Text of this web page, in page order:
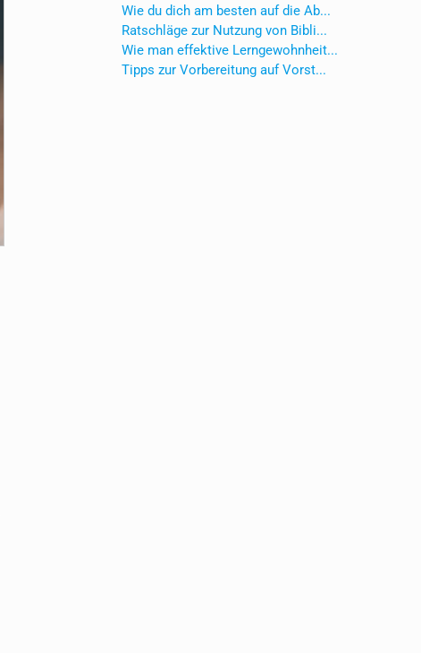
Wie du dich am besten auf die Ab...
Ratschläge zur Nutzung von Bibli...
Wie man effektive Lerngewohnheit...
Tipps zur Vorbereitung auf Vorst...